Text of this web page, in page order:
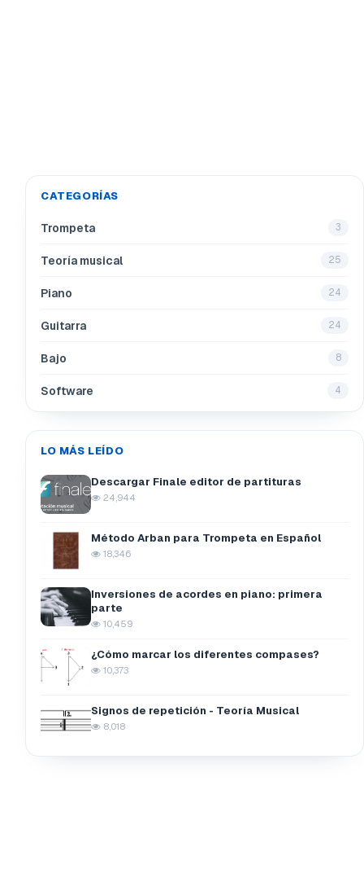
CATEGORÍAS
Trompeta 3
Teoría musical 25
Piano 24
Guitarra 24
Bajo 8
Software 4
LO MÁS LEÍDO
Descargar Finale editor de partituras
24,944
Método Arban para Trompeta en Español
18,346
Inversiones de acordes en piano: primera
parte
10,459
¿Cómo marcar los diferentes compases?
10,373
Signos de repetición - Teoría Musical
8,018